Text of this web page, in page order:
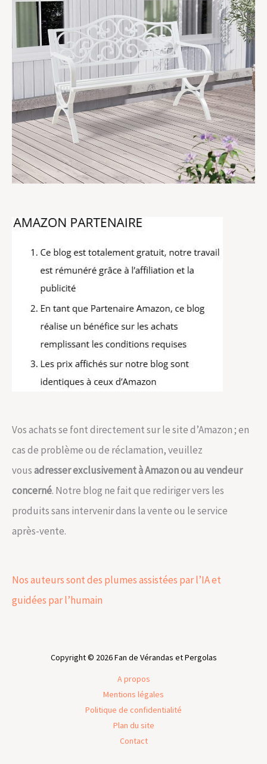
Vos achats se font directement sur le site d’Amazon ; en
cas de problème ou de réclamation, veuillez
vousadresser exclusivement à Amazon ou au vendeur
concerné. Notre blog ne fait que rediriger vers les
produits sans intervenir dans la vente ou le service
après-vente.
Nos auteurs sont des plumes assistées par l’IA et
guidées par l’humain
Copyright © 2026 Fan de Vérandas et Pergolas
A propos
Mentions légales
Politique de confidentialité
Plan du site
Contact